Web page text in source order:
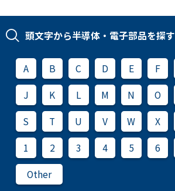
頭文字から半導体・電子部品を探す
A B C D E F
J
K L M N O
S
T U V W X
1
2 3 4 5 6
Other